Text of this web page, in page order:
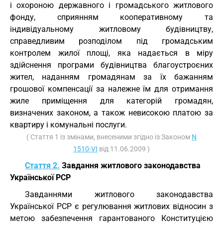
і охороною державного і громадського житлового
фонду, сприянням кооперативному та
індивідуальному житловому будівництву,
справедливим розподілом під громадським
контролем жилої площі, яка надається в міру
здійснення програми будівництва благоустроєних
жител, наданням громадянам за їх бажанням
грошової компенсації за належне їм для отримання
жиле приміщення для категорій громадян,
визначених законом, а також невисокою платою за
квартиру і комунальні послуги.
( Стаття 1 із змінами, внесеними згідно із Законом N
1510-VI від 11.06.2009 )
Стаття 2. Завдання житлового законодавства
Української РСР
Завданнями житлового законодавства
Української РСР є регулювання житлових відносин з
метою забезпечення гарантованого Конституцією